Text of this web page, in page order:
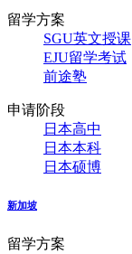
留学方案
SGU英文授课
EJU留学考试
前途塾
申请阶段
日本高中
日本本科
日本硕博
新加坡
留学方案